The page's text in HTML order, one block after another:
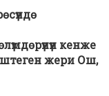
кенже
жери Ош,